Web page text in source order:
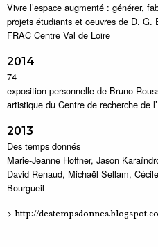
Vivre l’espace augmenté : générer,
projets étudiants et oeuvres de D. G.
FRAC Centre Val de Loire
2014
74
exposition personnelle de Bruno
artistique du Centre de recherche de
2013
Des temps donnés
Marie-Jeanne Hoffner, Jason
David Renaud, Michaël Sellam,
Bourgueil
> http://